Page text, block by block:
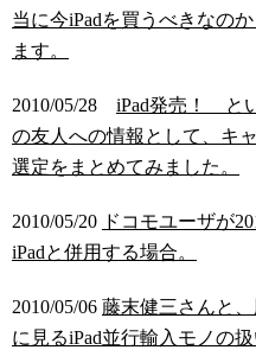
当に今iPadを買うべきなの
ます。
2010/05/28 iPad発売！ と
の友人への情報として、キ
選定をまとめてみました。
2010/05/20
ドコモユーザが
iPadと併用する場合。
2010/05/06 藤末健三さんと
に見るiPad並行輸入モノの扱